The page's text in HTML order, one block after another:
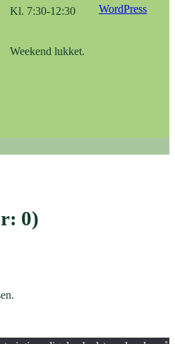
Kl. 7:30-12:30
Weekend lukket.
WordPress
0)